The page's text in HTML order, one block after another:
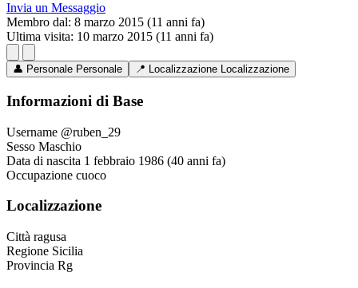
Invia un Messaggio
Membro dal: 8 marzo 2015 (11 anni fa)
Ultima visita: 10 marzo 2015 (11 anni fa)
👤 Personale Personale 📍 Localizzazione Localizzazione
Informazioni di Base
Username @ruben_29
Sesso Maschio
Data di nascita 1 febbraio 1986 (40 anni fa)
Occupazione cuoco
Localizzazione
Città ragusa
Regione Sicilia
Provincia Rg